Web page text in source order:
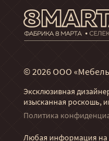
© 2026 ООО
Эксклюзивная
изысканная роскошь,
Политика
Любая информация на